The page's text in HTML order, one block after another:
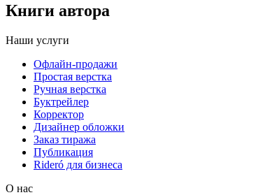
Книги автора
Наши услуги
Офлайн-продажи
Простая верстка
Ручная верстка
Буктрейлер
Корректор
Дизайнер обложки
Заказ тиража
Публикация
Rideró для бизнеса
О нас